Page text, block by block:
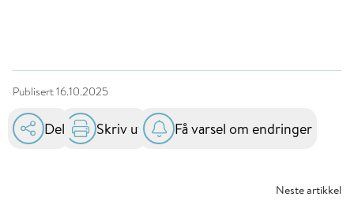
Publisert16.10.2025
Del Skriv ut Få varsel om endringer
Neste artikkel